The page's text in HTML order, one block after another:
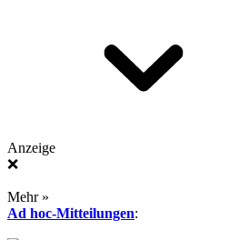
Anzeige
❌
Mehr »
Ad hoc-Mitteilungen: